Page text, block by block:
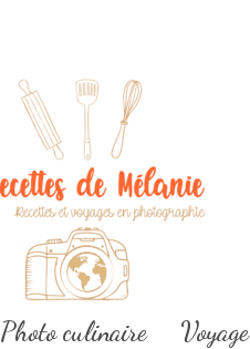
Photo culinaire Voyage